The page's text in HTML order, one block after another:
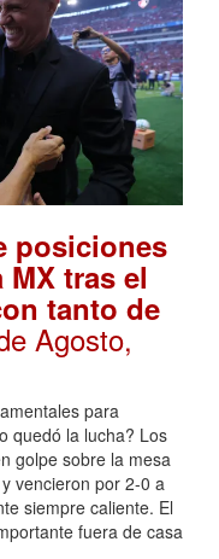
posiciones
tras el
tanto de
Agosto,
para
quedó la lucha? Los
golpe sobre la mesa
vencieron por 2-0 a
siempre caliente. El
fuera de casa